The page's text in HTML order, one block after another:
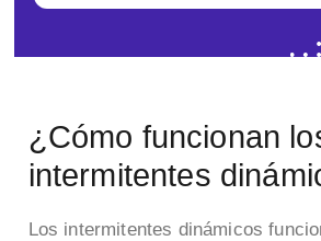
¿Cómo funcionan
intermitentes
Los intermitentes dinámicos